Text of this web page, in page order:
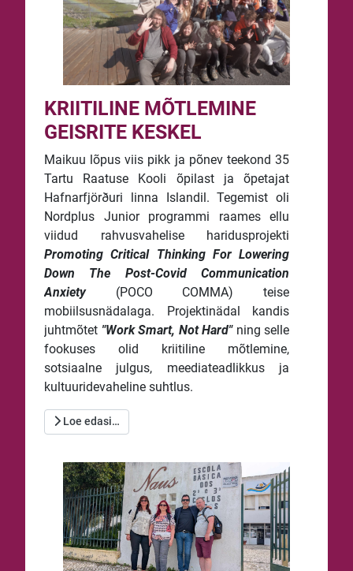
KRIITILINE MÕTLEMINE
GEISRITE KESKEL
Maikuu lõpus viis pikk ja põnev teekond 35
Tartu Raatuse Kooli õpilast ja õpetajat
Hafnarfjörðuri linna Islandil. Tegemist oli
Nordplus Junior programmi raames ellu
viidud rahvusvahelise haridusprojekti
Promoting Critical Thinking For Lowering
Down The Post-Covid Communication
Anxiety(POCO COMMA) teise
mobiilsusnädalaga. Projektinädal kandis
juhtmõtet "Work Smart, Not Hard"ning selle
fookuses olid kriitiline mõtlemine,
sotsiaalne julgus, meediateadlikkus ja
kultuuridevaheline suhtlus.
Loe edasi…